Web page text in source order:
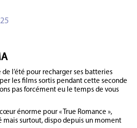
l’été pour recharger ses batteries
les films sortis pendant cette seconde
pas forcément eu le temps de vous
énorme pour « True Romance »,
mais surtout, dispo depuis un moment